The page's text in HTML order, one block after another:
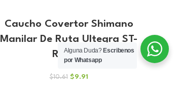
Caucho Covertor Shimano
Manilar De Ruta Ultegra ST-
R8020
$10.61 El
$9.91El
Alguna Duda? Escribenos
por Whatsapp